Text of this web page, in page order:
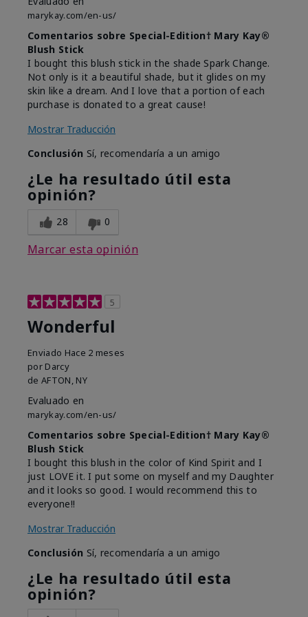
marykay.com/en-us/
Comentarios sobre Special-Edition† Mary Kay®
Blush Stick
I bought this blush stick in the shade Spark Change.
Not only is it a beautiful shade, but it glides on my
skin like a dream. And I love that a portion of each
purchase is donated to a great cause!
Mostrar Traducción
Conclusión Sí, recomendaría a un amigo
¿Le ha resultado útil esta
opinión?
28 0
Marcar esta opinión
5
Wonderful
Enviado Hace 2 meses
por Darcy
de AFTON, NY
Evaluado en
marykay.com/en-us/
Comentarios sobre Special-Edition† Mary Kay®
Blush Stick
I bought this blush in the color of Kind Spirit and I
just LOVE it. I put some on myself and my Daughter
and it looks so good. I would recommend this to
everyone!!
Mostrar Traducción
Conclusión Sí, recomendaría a un amigo
¿Le ha resultado útil esta
opinión?